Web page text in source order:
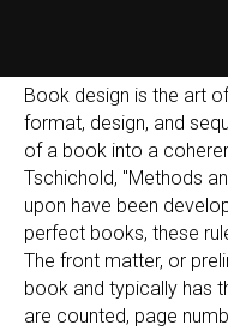
Book design is the art
format, design, and
of a book into a
Tschichold, "Methods
upon have been
perfect books, these
The front matter, or
book and typically has
are counted, page